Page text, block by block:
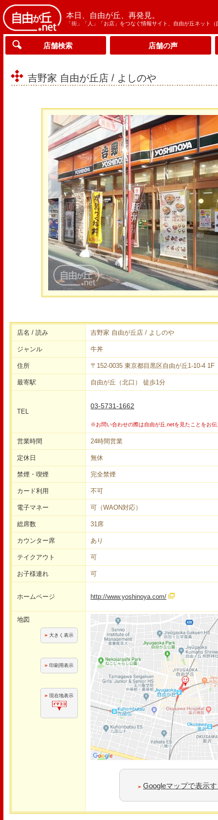
本日、自由が丘、再発見。
「街」「人」「お店」をつなぐ情報サイト、自由が丘ネット（
店舗検索 店舗の声
吉野家 自由が丘店 / よしのや
店名 / 読み 吉野家 自由が丘店 / よしのや
ジャンル 牛丼
住所 〒152-0035 東京都目黒区自由が丘1-10-4 1F
最寄駅 自由が丘（北口） 徒歩1分
TEL
03-5731-1662
※お問い合わせの際は自由が丘.netを見たことをお
営業時間 24時間営業
定休日 無休
禁煙・喫煙 完全禁煙
カード利用 不可
電子マネー 可（WAON対応）
総席数 31席
カウンター席 あり
テイクアウト 可
お子様連れ 可
ホームページ http://www.yoshinoya.com/
地図
大きく表示
印刷用表示
現在地表示
Googleマップで表示